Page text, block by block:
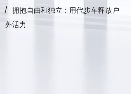
/ 拥抱自由和独立：用代步车释放户
外活力